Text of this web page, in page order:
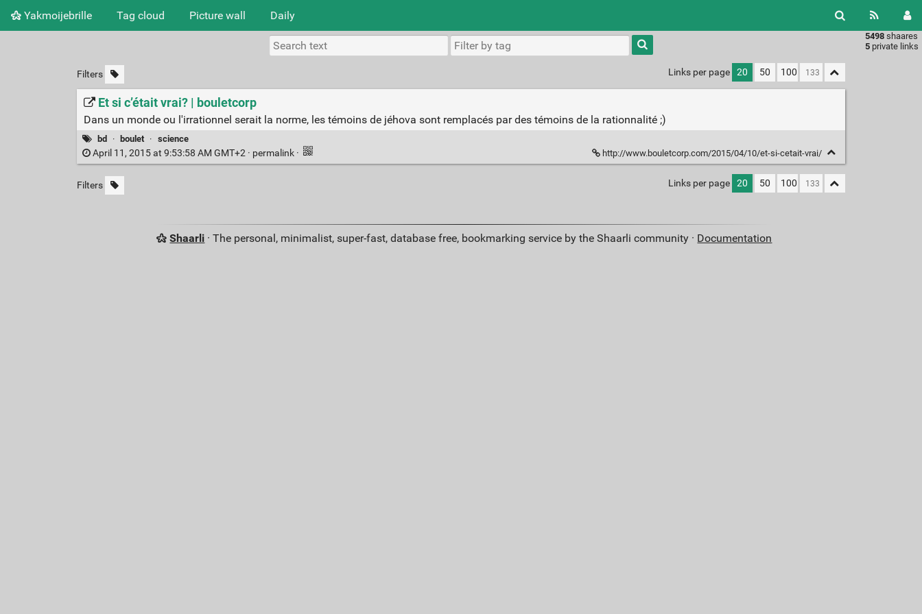
Yakmoijebrille Tag cloud Picture wall Daily
5498 shaares
5 private links
Type 1 or
more
characters
results.
Filters Links per page 20 50 100
Et si c’était vrai? | bouletcorp
Dans un monde ou l'irrationnel serait la norme, les témoins de jéhova sont remplacés par des témoins de la rationnalité ;)
bd · boulet · science
April 11, 2015 at 9:53:58 AM GMT+2 · permalink · http://www.bouletcorp.com/2015/04/10/et-si-cetait-vrai/
Filters Links per page 20 50 100
Shaarli · The personal, minimalist, super-fast, database free, bookmarking service by the Shaarli community · Documentation